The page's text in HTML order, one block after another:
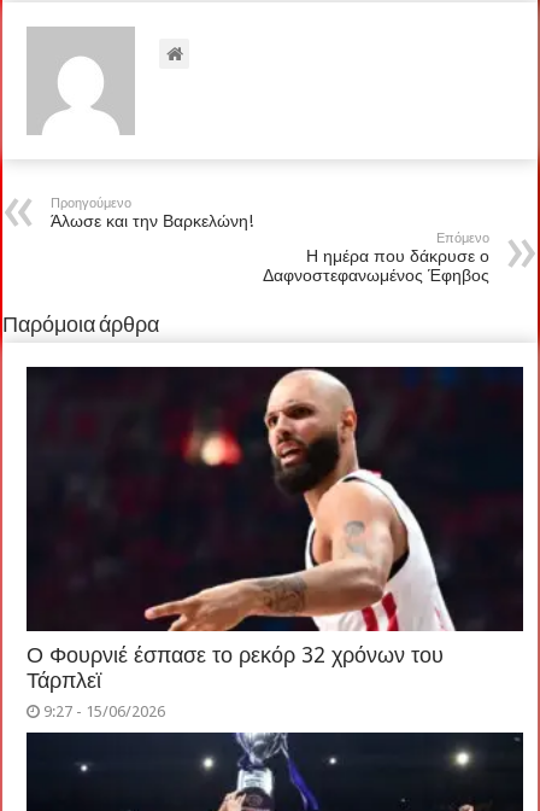
Προηγούμενο
Άλωσε και την Βαρκελώνη!
Επόμενο
Η ημέρα που δάκρυσε ο
Δαφνοστεφανωμένος Έφηβος
Παρόμοια άρθρα
Ο Φουρνιέ έσπασε το ρεκόρ 32 χρόνων του
Τάρπλεϊ
9:27 - 15/06/2026